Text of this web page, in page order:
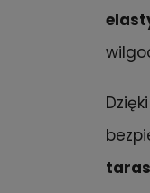
Dzięki